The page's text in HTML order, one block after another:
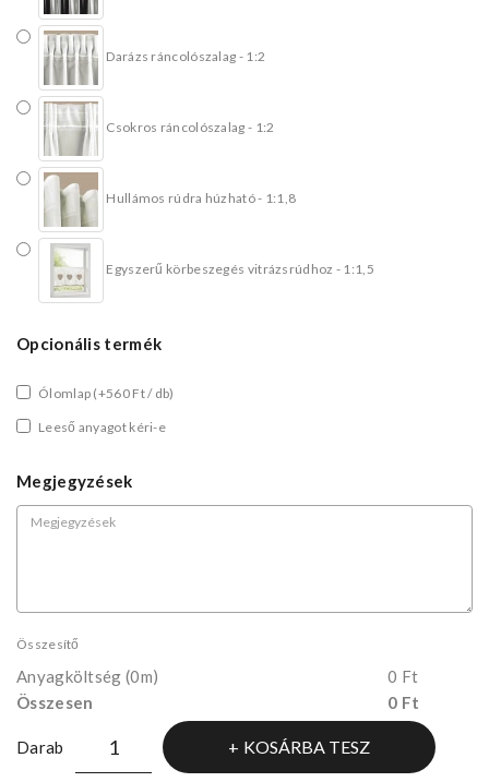
Darázs ráncolószalag - 1:2
Csokros ráncolószalag - 1:2
Hullámos rúdra húzható - 1:1,8
Egyszerű körbeszegés vitrázsrúdhoz - 1:1,5
Opcionális termék
Ólomlap (+560 Ft / db)
Leeső anyagot kéri-e
Megjegyzések
Összesítő
Anyagköltség (0m)
0 Ft
Összesen
0 Ft
Darab KOSÁRBA TESZ